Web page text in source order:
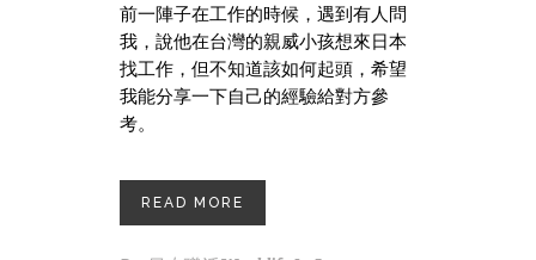
前一陣子在工作的時候，遇到有人問
我，說他在台灣的親威小孩想來日本
找工作，但不知道該如何起頭，希望
我能分享一下自己的經驗給對方參
考。
READ MORE